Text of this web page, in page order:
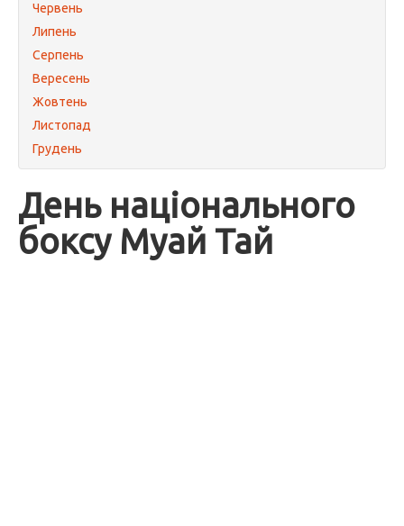
Червень
Липень
Серпень
Вересень
Жовтень
Листопад
Грудень
День національного
боксу Муай Тай